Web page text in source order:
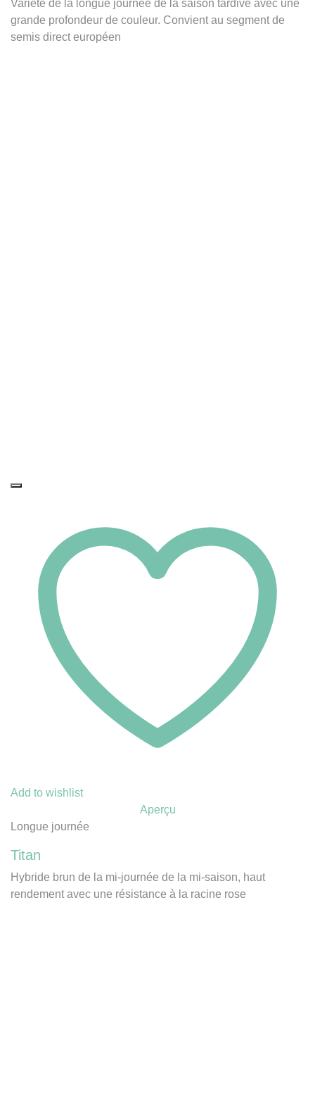
Variété de la longue journée de la saison tardive avec une
grande profondeur de couleur. Convient au segment de
semis direct européen
Add to wishlist
Aperçu
Longue journée
Titan
Hybride brun de la mi-journée de la mi-saison, haut
rendement avec une résistance à la racine rose